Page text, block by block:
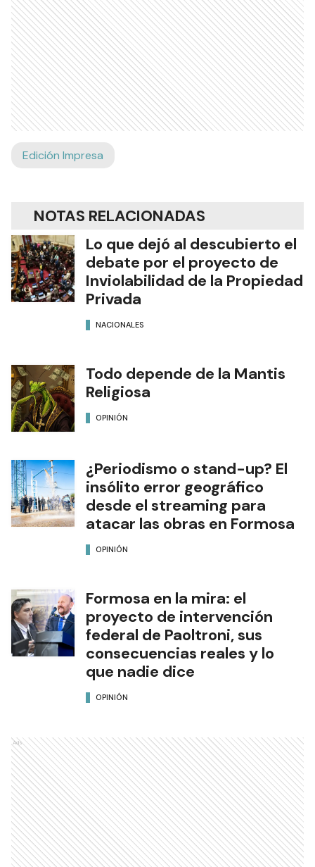
Edición Impresa
NOTAS RELACIONADAS
Lo que dejó al descubierto el
debate por el proyecto de
Inviolabilidad de la Propiedad
Privada
NACIONALES
Todo depende de la Mantis
Religiosa
OPINIÓN
¿Periodismo o stand-up? El
insólito error geográfico
desde el streaming para
atacar las obras en Formosa
OPINIÓN
Formosa en la mira: el
proyecto de intervención
federal de Paoltroni, sus
consecuencias reales y lo
que nadie dice
OPINIÓN
Ads